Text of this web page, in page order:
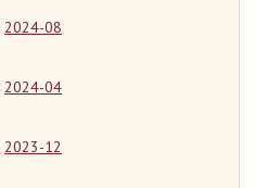
2024-08
2024-04
2023-12